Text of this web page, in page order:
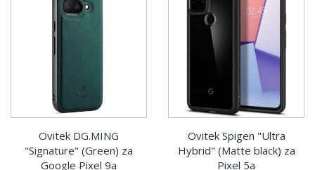
Ovitek DG.MING
"Signature" (Green) za
Google Pixel 9a
Ovitek Spigen "Ultra
Hybrid" (Matte black) za
Pixel 5a